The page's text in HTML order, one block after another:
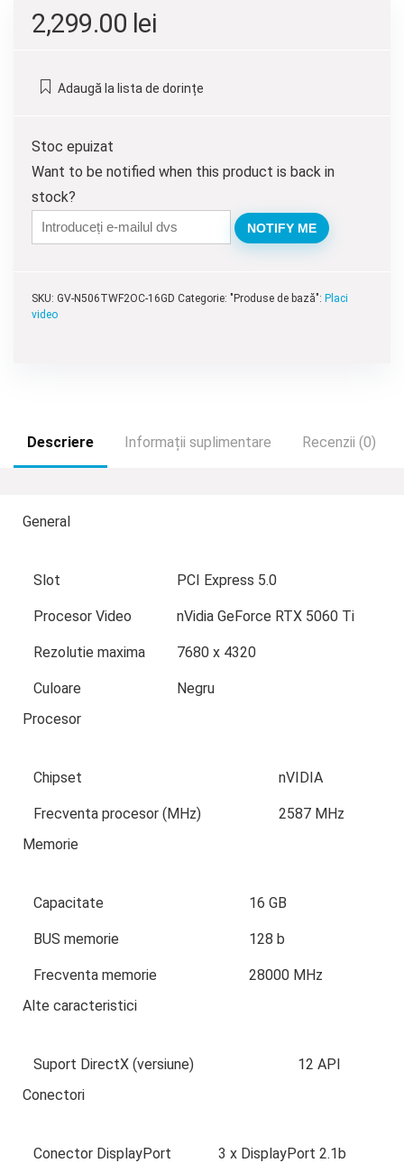
2,299.00 lei
Adaugă la lista de dorințe
Stoc epuizat
Want to be notified when this product is back in
stock?
NOTIFY ME
SKU: GV-N506TWF2OC-16GD Categorie: "Produse de bază": Placi
video
Descriere Informații suplimentare Recenzii (0)
General
Slot PCI Express 5.0
Procesor Video nVidia GeForce RTX 5060 Ti
Rezolutie maxima 7680 x 4320
Culoare
Negru
Procesor
Chipset nVIDIA
Frecventa procesor (MHz)
2587 MHz
Memorie
Capacitate 16 GB
BUS memorie 128 b
Frecventa memorie
28000 MHz
Alte caracteristici
Suport DirectX (versiune)
12 API
Conectori
Conector DisplayPort 3 x DisplayPort 2.1b